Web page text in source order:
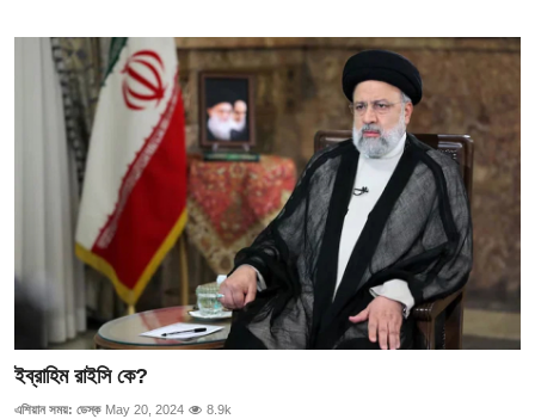
ইব্রাহিম রাইসি কে?
এশিয়ান সময়: ডেস্ক May 20, 2024 8.9k